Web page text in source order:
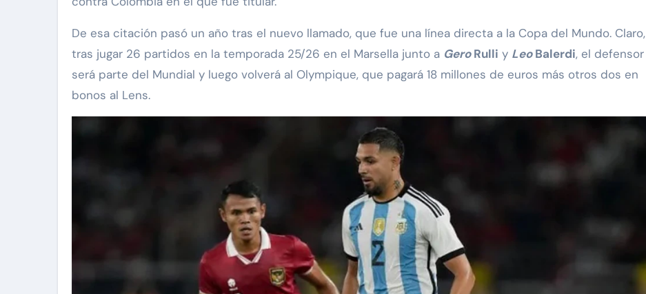
De esa citación pasó un año tras el nuevo llamado, que fue una línea directa a la Copa del Mundo. Claro,
tras jugar 26 partidos en la temporada 25/26 en el Marsella junto a GeroRulli y LeoBalerdi, el defensor
será parte del Mundial y luego volverá al Olympique, que pagará 18 millones de euros más otros dos en
bonos al Lens.